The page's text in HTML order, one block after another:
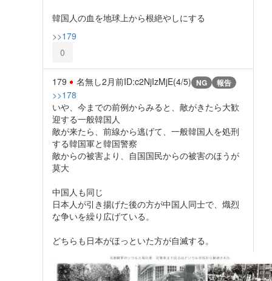
韓国人の血を地球上から根絶やしにする
>>179
0
179 名無し2月前ID:c2NjIzMjE(4/5) NG 報告
>>178
いや、今までの前例からみると、敵がきたら大歓
迎する一般韓国人
敵が来たら、前線から逃げて、一般韓国人を処刑
する韓国軍と韓国警察
敵からの被害より、自国国民からの被害のほうが
莫大
中国人も同じ
日本人が引き揚げた後の方が中国人同士で、熾烈
な争いを繰り広げている。
どちらも日本がほっといた方が自滅する。